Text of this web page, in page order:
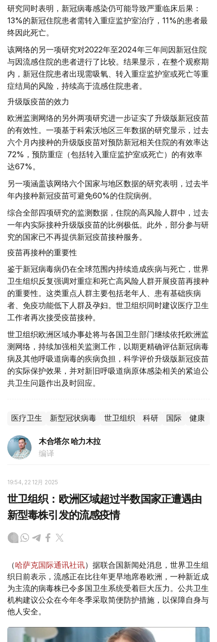
研究同时表明，新冠病毒感染仍可能导致严重临床后果：
13%的新冠住院患者需转入重症监护室治疗，11%的患者最
终因此死亡。
该网络的另一项研究对2022年至2024年三年间因新冠住院
与因流感住院的患者进行了比较。结果显示，在整个观察期
内，新冠住院患者出现需吸氧、转入重症监护室或死亡等重
症结局的风险，持续高于流感住院患者。
升级版疫苗的效力
欧洲监测网络的另外两项研究进一步证实了升级版新冠疫苗
的有效性。一项基于科索沃地区三年数据的研究显示，过去
六个月内接种的升级版疫苗对预防新冠相关住院的有效率达
72%，预防重症（包括转入重症监护室或死亡）的有效率
达67%。
另一项涵盖该网络六个国家与地区数据的研究表明，过去半
年内接种新冠疫苗可避免60%的住院病例。
综合全部四项研究的监测数据，住院的高风险人群中，过去
一年内实际接种升级版疫苗的比例极低。此外，部分参与研
究的国家已不再提供新冠疫苗接种服务。
疫苗再接种的重要性
鉴于新冠病毒病仍在全球范围内持续造成疾病与死亡，世界
卫生组织反复强调对重症和死亡高风险人群开展疫苗再接种
的重要性。这类重点人群主要包括老年人、患有基础疾病
者、免疫功能低下人群及孕妇。世卫组织同时建议医疗卫生
工作者再次接受疫苗接种。
世卫组织欧洲区域办事处将与各国卫生部门继续依托欧洲监
测网络，持续加强相关监测工作，以期更精确评估新冠病毒
病及其他呼吸道病毒的疾病负担，科学评价升级版新冠疫苗
的实际保护效果，并对新旧呼吸道病原体感染相关的紧迫公
共卫生问题作出及时回应。
医疗卫生 新型冠状病毒 世卫组织 科研 国际 健康
木合塔尔 哈力木拉
编译
19:54, 22 12月 2025
世卫组织：欧洲区域超过半数国家正遭遇由
新型毒株引发的流感疫情
（哈萨克国际通讯社讯）据联合国新闻处消息，世界卫生组
织日前表示，流感正在比往年更早地席卷欧洲，一种新近成
为主流的病毒株已令多国卫生系统受着巨大压力。公共卫生
机构建议公众在今年冬季采取简便防护措施，以保障自身与
他人安全。